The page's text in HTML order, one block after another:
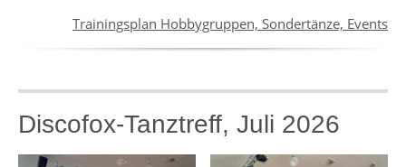
Trainingsplan Hobbygruppen, Sondertänze, Events
Discofox-Tanztreff, Juli 2026